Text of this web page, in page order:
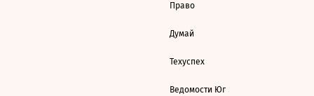
Право
Думай
Техуспех
Ведомости Юг